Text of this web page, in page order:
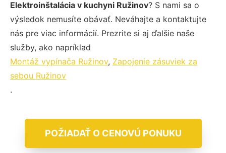
Elektroinštalácia v kuchyni Ružinov? S nami sa o
výsledok nemusíte obávať. Neváhajte a kontaktujte
nás pre viac informácií. Prezrite si aj ďalšie naše
služby, ako napríklad
Montáž vypínača Ružinov, Zapojenie zásuviek za
sebou Ružinov
.
POŽIADAŤ O CENOVÚ PONUKU